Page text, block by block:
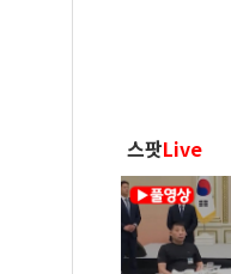
스팟Live